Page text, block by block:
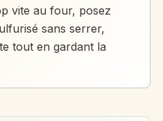
vite au four, posez
sans serrer,
tout en gardant la